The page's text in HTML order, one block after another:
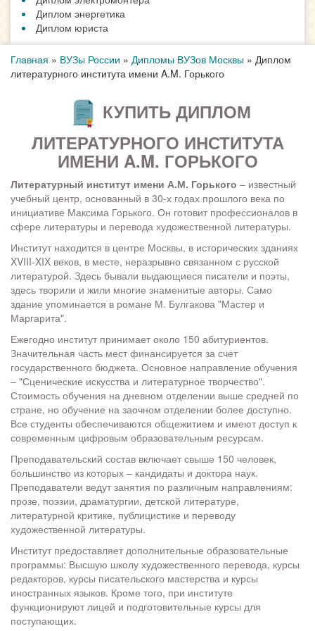
Диплом энергетика
Диплом юриста
Главная » ВУЗы России » Дипломы ВУЗов Москвы » Диплом
литературного института имени A.M. Горького
КУПИТЬ ДИПЛОМ
ЛИТЕРАТУРНОГО ИНСТИТУТА
ИМЕНИ A.M. ГОРЬКОГО
Литературный институт имени А.М. Горького – известный
учебный центр, основанный в 30-х годах прошлого века по
инициативе Максима Горького. Он готовит профессионалов в
сфере литературы и перевода художественной литературы.
Институт находится в центре Москвы, в исторических зданиях
XVIII-XIX веков, в месте, неразрывно связанном с русской
литературой. Здесь бывали выдающиеся писатели и поэты,
здесь творили и жили многие знаменитые авторы. Само
здание упоминается в романе М. Булгакова "Мастер и
Маргарита".
Ежегодно институт принимает около 150 абитуриентов.
Значительная часть мест финансируется за счет
государственного бюджета. Основное направление обучения
– "Сценические искусства и литературное творчество".
Стоимость обучения на дневном отделении выше средней по
стране, но обучение на заочном отделении более доступно.
Все студенты обеспечиваются общежитием и имеют доступ к
современным цифровым образовательным ресурсам.
Преподавательский состав включает свыше 150 человек,
большинство из которых – кандидаты и доктора наук.
Преподаватели ведут занятия по различным направлениям:
прозе, поэзии, драматургии, детской литературе,
литературной критике, публицистике и переводу
художественной литературы.
Институт предоставляет дополнительные образовательные
программы: Высшую школу художественного перевода, курсы
редакторов, курсы писательского мастерства и курсы
иностранных языков. Кроме того, при институте
функционируют лицей и подготовительные курсы для
поступающих.